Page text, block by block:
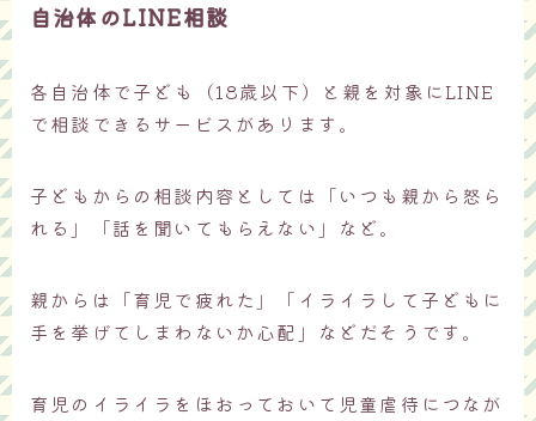
自治体のLINE相談
各自治体で子ども（18歳以下）と親を対象にLINE
で相談できるサービスがあります。
子どもからの相談内容としては「いつも親から怒ら
れる」「話を聞いてもらえない」など。
親からは「育児で疲れた」「イライラして子どもに
手を挙げてしまわないか心配」などだそうです。
育児のイライラをほおっておいて児童虐待につなが